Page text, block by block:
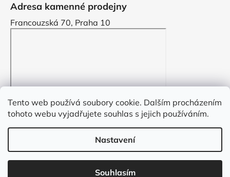
Tento web používá soubory cookie. Dalším procházením
tohoto webu vyjadřujete souhlas s jejich používáním.
Nastavení
Souhlasím
Adresa kamenné prodejny
Francouzská 70, Praha 10
VYZDOBENO.CZ